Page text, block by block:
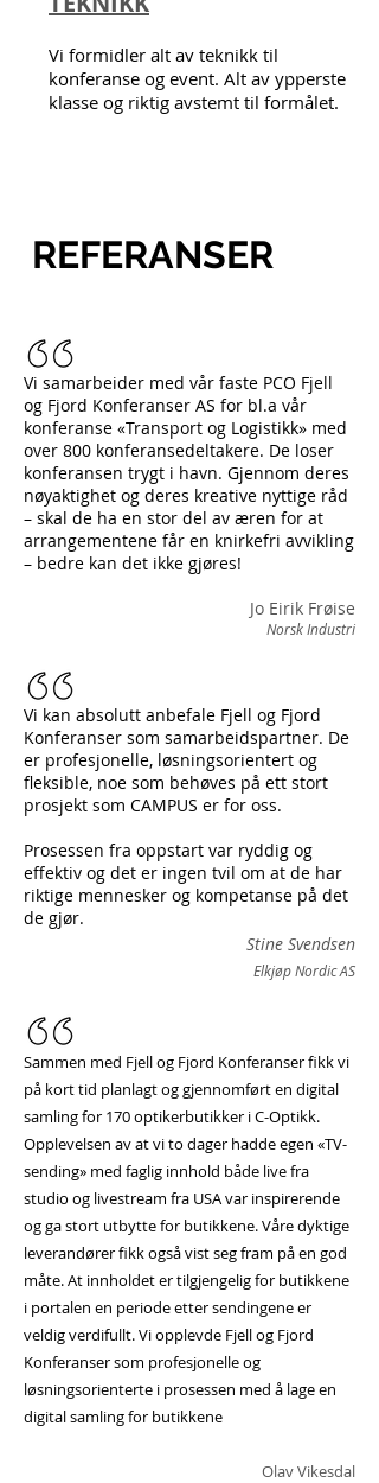
Vi formidler alt av teknikk til
konferanse og event. Alt av ypperste
klasse og riktig avstemt til formålet.
REFERANSER
Vi samarbeider med vår faste PCO Fjell
og Fjord Konferanser AS for bl.a vår
konferanse «Transport og Logistikk» med
over 800 konferansedeltakere. De loser
konferansen trygt i havn. Gjennom deres
nøyaktighet og deres kreative nyttige råd
– skal de ha en stor del av æren for at
arrangementene får en knirkefri avvikling
– bedre kan det ikke gjøres!
Jo Eirik Frøise
Norsk Industri
Vi kan absolutt anbefale Fjell og Fjord
Konferanser som samarbeidspartner. De
er profesjonelle, løsningsorientert og
fleksible, noe som behøves på ett stort
prosjekt som CAMPUS er for oss.
Prosessen fra oppstart var ryddig og
effektiv og det er ingen tvil om at de har
riktige mennesker og kompetanse på det
de gjør.
Stine Svendsen
Elkjøp Nordic AS
Sammen med Fjell og Fjord Konferanser fikk vi
på kort tid planlagt og gjennomført en digital
samling for 170 optikerbutikker i C-Optikk.
Opplevelsen av at vi to dager hadde egen «TV-
sending» med faglig innhold både live fra
studio og livestream fra USA var inspirerende
og ga stort utbytte for butikkene. Våre dyktige
leverandører fikk også vist seg fram på en god
måte. At innholdet er tilgjengelig for butikkene
i portalen en periode etter sendingene er
veldig verdifullt. Vi opplevde Fjell og Fjord
Konferanser som profesjonelle og
løsningsorienterte i prosessen med å lage en
digital samling for butikkene
Olav Vikesdal